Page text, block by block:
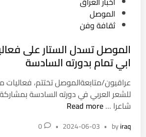
ا
ل
ع
ر
ا
ق
ي
ض
ي
ا
ء
d
i
n
الموصل
ثقافة وفن
الموصل تسدل الستار على
ابي تمام بدورته السادسة
عراقيون/متابعةالموصل تختتم، فعاليات
شاعرا …ا
م
Read more
byiraq
•
2024-06-03
•
0